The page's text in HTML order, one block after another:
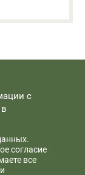
с
согласие
все